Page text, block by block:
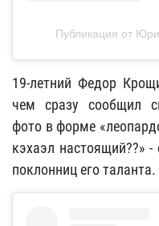
Публикация от
19-летний Федор
чем сразу сообщил
фото в форме
кэхаэл настоящий??»
поклонниц его таланта.